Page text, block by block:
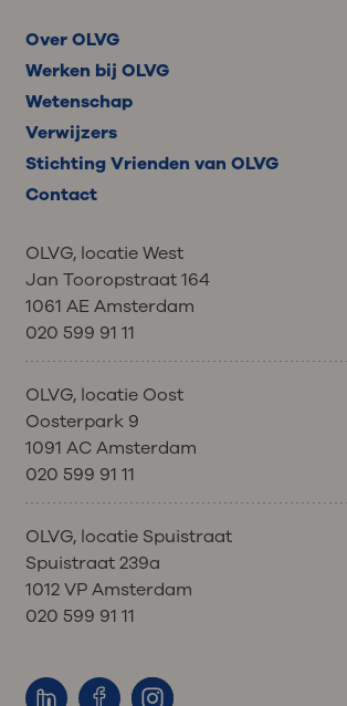
Over OLVG
Werken bij OLVG
Wetenschap
Verwijzers
Stichting Vrienden van OLVG
Contact
OLVG, locatie West
Jan Tooropstraat 164
1061 AE Amsterdam
020 599 91 11
OLVG, locatie Oost
Oosterpark 9
1091 AC Amsterdam
020 599 91 11
OLVG, locatie Spuistraat
Spuistraat 239a
1012 VP Amsterdam
020 599 91 11